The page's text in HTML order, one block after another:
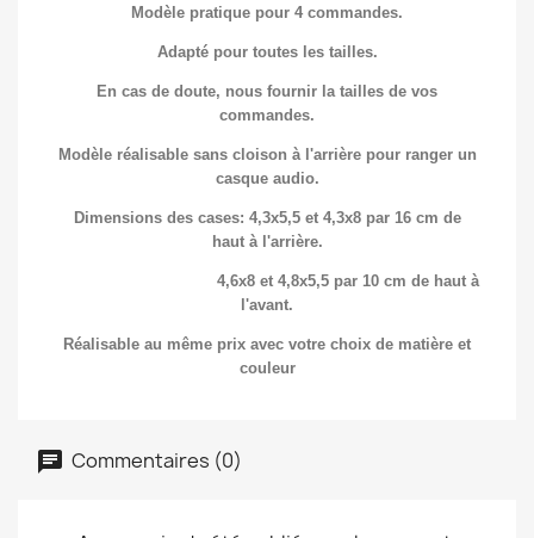
Modèle pratique pour 4 commandes.
Adapté pour toutes les tailles.
En cas de doute, nous fournir la tailles de vos
commandes.
Modèle réalisable sans cloison à l'arrière pour ranger un
casque audio.
Dimensions des cases: 4,3x5,5 et 4,3x8 par 16 cm de
haut à l'arrière.
4,6x8 et 4,8x5,5 par 10 cm de haut à
l'avant.
Réalisable au même prix avec votre choix de matière et
couleur
Commentaires (0)